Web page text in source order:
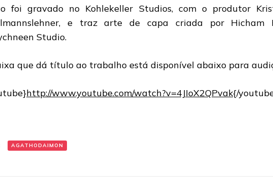
foi gravado no Kohlekeller Studios, com o produtor
e traz arte de capa criada por Hicham
Studio.
que dá título ao trabalho está disponível abaixo para
http://www.youtube.com/watch?v=4JIoX2QPvak{/
AGATHODAIMON